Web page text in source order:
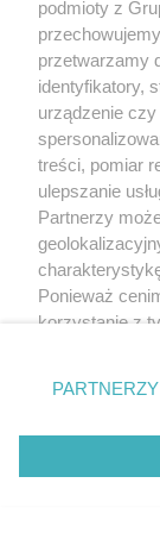
ciężar
się od
jednej z
Po pierwsze,
wybór był
należytej
do
bardziej zaś
musi on
czy stopień
Druga
podmioty z
przetwarzamy
identyfikatory,
urządzenie
treści, pomiar
ulepszanie
Partnerzy
Ponieważ
korzystanie z
zmienić/
znajdujący się
rodzaje
użytkownika,
przetwarzaniu.
PARTNERZY